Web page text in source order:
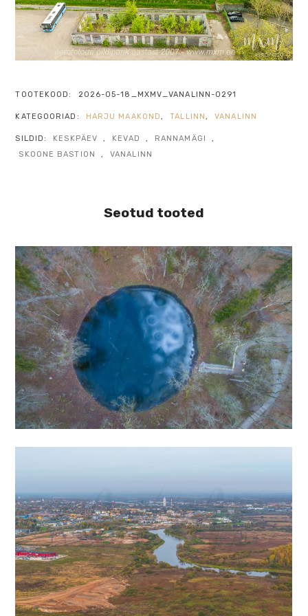
TOOTEKOOD: 2026-05-18_MXMV_VANALINN-0291
KATEGOORIAD: HARJU MAAKOND, TALLINN, VANALINN
SILDID: KESKPÄEV , KEVAD , RANNAMÄGI
,
SKOONE BASTION
, VANALINN
Seotud tooted